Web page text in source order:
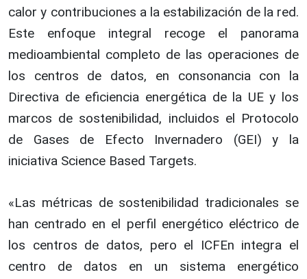
calor y contribuciones a la estabilización de la red.
Este enfoque integral recoge el panorama
medioambiental completo de las operaciones de
los centros de datos, en consonancia con la
Directiva de eficiencia energética de la UE y los
marcos de sostenibilidad, incluidos el Protocolo
de Gases de Efecto Invernadero (GEI) y la
iniciativa Science Based Targets.
«Las métricas de sostenibilidad tradicionales se
han centrado en el perfil energético eléctrico de
los centros de datos, pero el ICFEn integra el
centro de datos en un sistema energético